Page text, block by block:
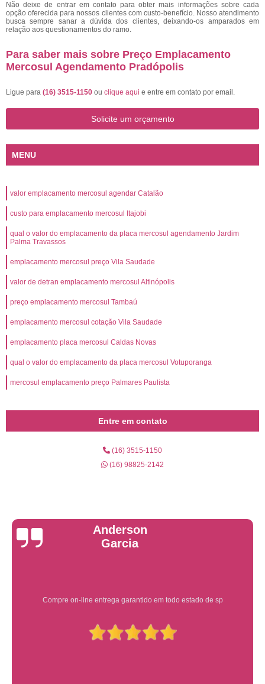
Não deixe de entrar em contato para obter mais informações sobre cada
opção oferecida para nossos clientes com custo-benefício. Nosso atendimento
busca sempre sanar a dúvida dos clientes, deixando-os amparados em
relação aos questionamentos do ramo.
Para saber mais sobre Preço Emplacamento
Mercosul Agendamento Pradópolis
Ligue para (16) 3515-1150 ou clique aqui e entre em contato por email.
Solicite um orçamento
MENU
valor emplacamento mercosul agendar Catalão
custo para emplacamento mercosul Itajobi
qual o valor do emplacamento da placa mercosul agendamento Jardim
Palma Travassos
emplacamento mercosul preço Vila Saudade
valor de detran emplacamento mercosul Altinópolis
preço emplacamento mercosul Tambaú
emplacamento mercosul cotação Vila Saudade
emplacamento placa mercosul Caldas Novas
qual o valor do emplacamento da placa mercosul Votuporanga
mercosul emplacamento preço Palmares Paulista
Entre em contato
(16) 3515-1150
(16) 98825-2142
Yuri Martins
Ótimo atendimento